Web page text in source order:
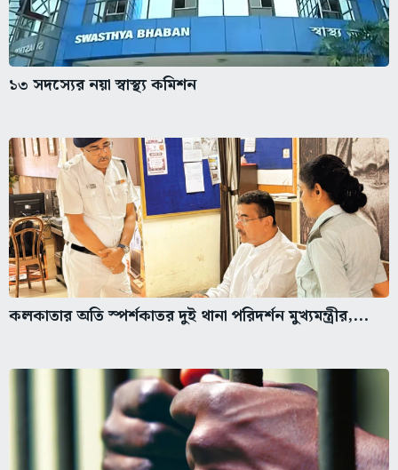
১৩ সদস্যের নয়া স্বাস্থ্য কমিশন
কলকাতার অতি স্পর্শকাতর দুই থানা পরিদর্শন মুখ্যমন্ত্রীর,...